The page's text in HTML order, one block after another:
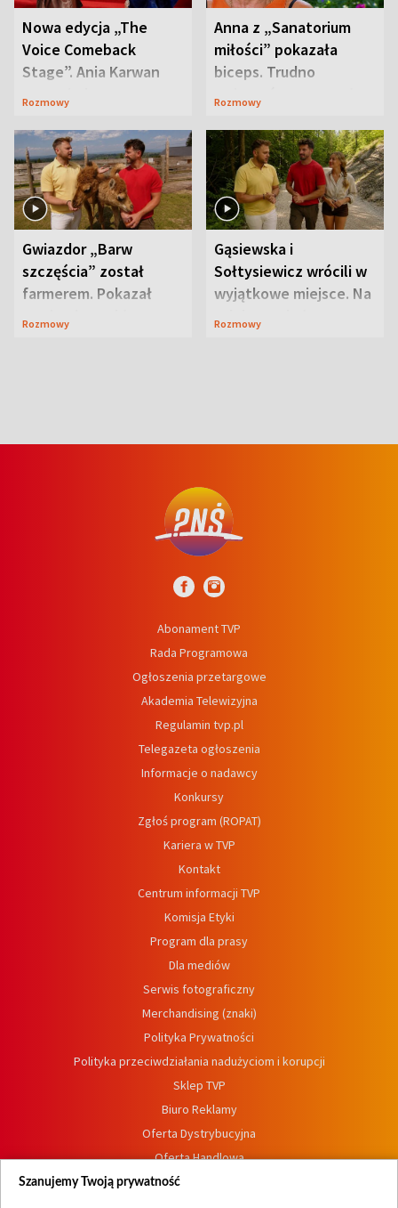
Nowa edycja „The
Voice Comeback
Stage”. Ania Karwan
zapowiada
Rozmowy
Anna z „Sanatorium
miłości” pokazała
biceps. Trudno
uwierzyć, co przeszła
Rozmowy
Gwiazdor „Barw
szczęścia” został
farmerem. Pokazał
swoje niezwykłe
Rozmowy
Gąsiewska i
Sołtysiewicz wrócili w
wyjątkowe miejsce. Na
szlaku czekał
Rozmowy
Abonament TVP
Rada Programowa
Ogłoszenia przetargowe
Akademia Telewizyjna
Regulamin tvp.pl
Telegazeta ogłoszenia
Informacje o nadawcy
Konkursy
Zgłoś program (ROPAT)
Kariera w TVP
Kontakt
Centrum informacji TVP
Komisja Etyki
Program dla prasy
Dla mediów
Serwis fotograficzny
Merchandising (znaki)
Polityka Prywatności
Polityka przeciwdziałania nadużyciom i korupcji
Sklep TVP
Biuro Reklamy
Oferta Dystrybucyjna
Oferta Handlowa
Dostępność
Szanujemy Twoją prywatność